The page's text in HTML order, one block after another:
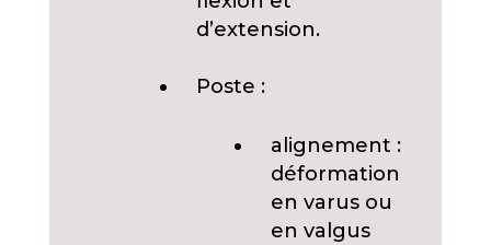
d’extension.
Poste :
alignement :
déformation
en varus ou
en valgus